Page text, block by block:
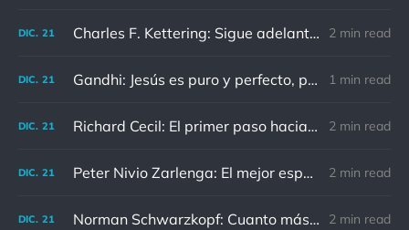
DIC. 21 Charles F. Kettering: Sigue adelante, y es probable que tropieces con algo, tal vez cuando menos lo esperes. Nunca he escuchado hablar de alguien algu 2 min read
DIC. 21 Gandhi: Jesús es puro y perfecto, pero vosotros los cristianos no sois como él. 1 min read
DIC. 21 Richard Cecil: El primer paso hacia el conocimiento es saber que somos ignorantes. 2 min read
DIC. 21 Peter Nivio Zarlenga: El mejor espejo es un viejo amigo. 2 min read
DIC. 21 Norman Schwarzkopf: Cuanto más sudes por la paz, menos sangras por la guerra. 2 min read